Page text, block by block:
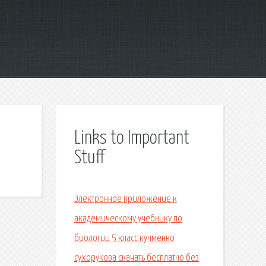
Links to Important
Stuff
Электронное приложение к
академическому учебнику по
биологии 5 класс кучменко
сухорукова скачать бесплатно без